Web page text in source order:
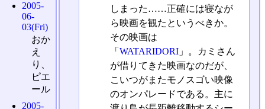
しまった……正確には寝なが
ら映画を観たというべきか。
その映画は
「 WATARIDORI」。カミさん
が借りてきた映画なのだが、
こいつがまたモノスゴい映像
のオンパレードである。主に
2005-
06-
03(Fri)
おか
え
り、
ピエ
ール
2005-